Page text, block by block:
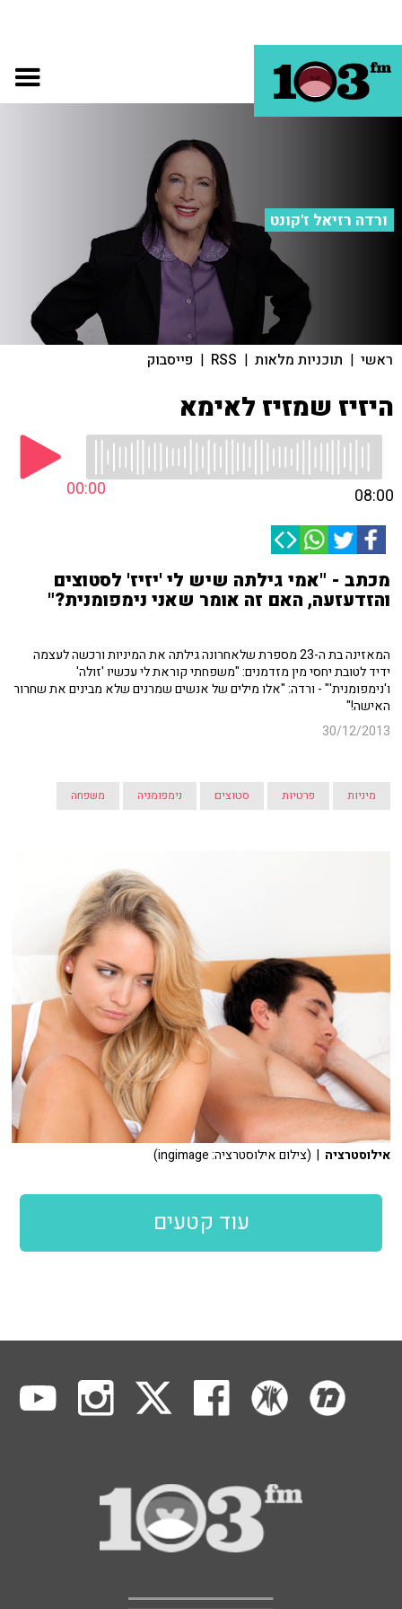
ורדה רזיאל ז'קונט
ראשי | תוכניות מלאות |
RSS
| פייסבוק
היזיז שמזיז לאימא
00:00 08:00
מכתב - "אמי גילתה שיש לי 'יזיז' לסטוצים
והזדעזעה, האם זה אומר שאני נימפומנית?"
המאזינה בת ה-23 מספרת שלאחרונה גילתה את המיניות ורכשה לעצמה
ידיד לטובת יחסי מין מזדמנים: "משפחתי קוראת לי עכשיו 'זולה'
ו'נימפומנית'" - ורדה: "אלו מילים של אנשים שמרנים שלא מבינים את שחרור
האישה!"
30/12/2013
מיניות פרטיות סטוצים נימפומניה משפחה
אילוסטרציה | (צילום אילוסטרציה: ingimage)
עוד קטעים